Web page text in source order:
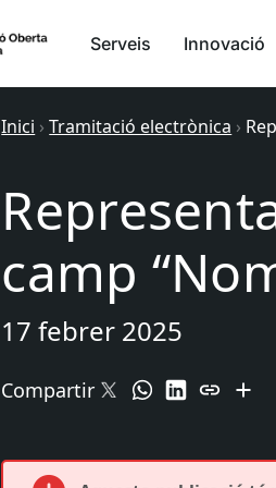
Serveis Innovació
Inici ›Tramitació electrònica ›
camp
17 febrer 2025
Compartir